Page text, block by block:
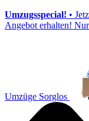
Umzugsspecial! •
Angebot erhalten!
Umzüge Sorglos